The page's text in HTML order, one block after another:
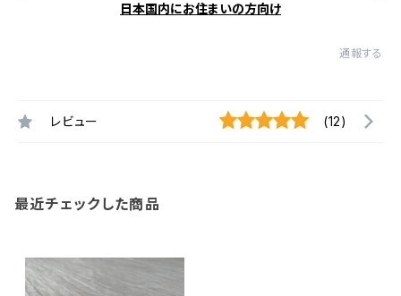
日本国内にお住まいの方向け
通報する
レビュー (12)
最近チェックした商品